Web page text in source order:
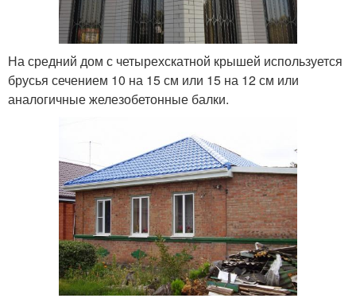
На средний дом с четырехскатной крышей используется
брусья сечением 10 на 15 см или 15 на 12 см или
аналогичные железобетонные балки.